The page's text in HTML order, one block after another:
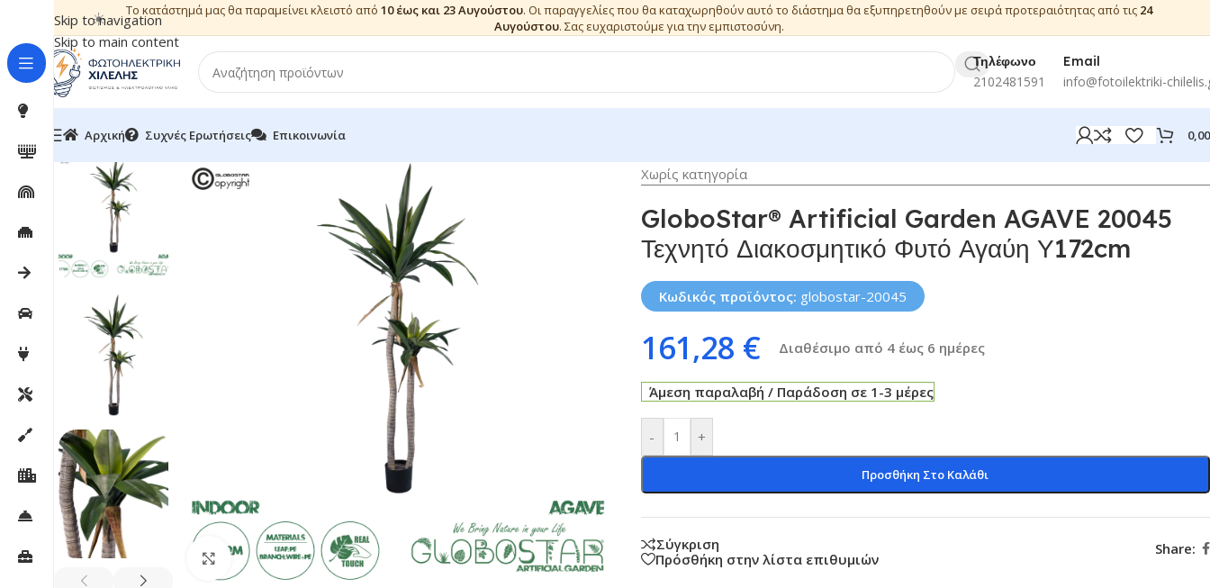
Skip to navigation
Skip to main content
☀️ Το κατάστημά μας θα παραμείνει κλειστό από 10 έως και 23 Αυγούστου. Οι παραγγελίες που θα καταχωρηθούν αυτό το διάστημα θα εξυπηρετηθούν με σειρά προτεραιότητας από τις 24
Αυγούστου. Σας ευχαριστούμε για την εμπιστοσύνη.
Τηλέφωνο
2102481591
Email
info@fotoilektriki-
Αρχική Συχνές Ερωτήσεις Επικοινωνία
Κλικ για μεγέθυνση
Χωρίς κατηγορία
GloboStar® Artificial Garden AGAVE 20045
Τεχνητό Διακοσμητικό Φυτό Αγαύη Υ172cm
Κωδικός προϊόντος: globostar-20045
161,28 € Διαθέσιμο από 4 έως 6 ημέρες
Άμεση παραλαβή / Παράδοση σε 1-3 μέρες
- +
Προσθήκη Στο Καλάθι
Σύγκριση
Πρόσθήκη στην λίστα επιθυμιών
Share: